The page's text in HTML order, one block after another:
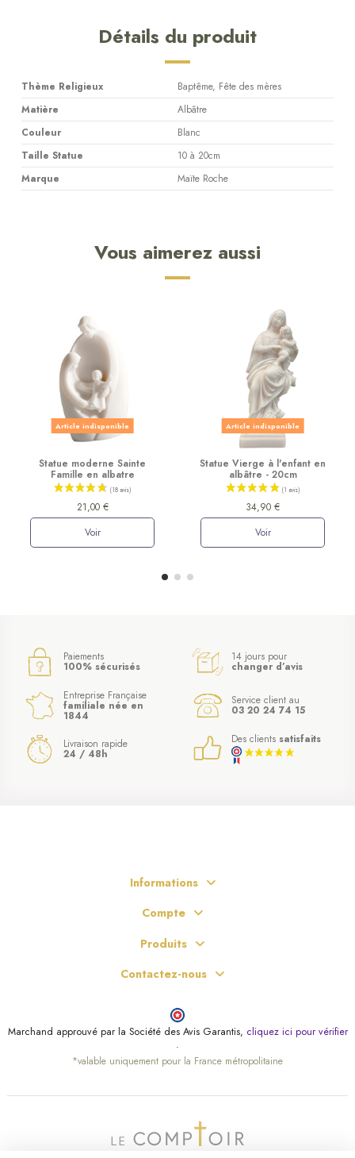
Détails du produit
Thème Religieux
Baptême, Fête des mères
Matière
Albâtre
Couleur
Blanc
Taille Statue
10 à 20cm
Marque
Maïte Roche
Vous aimerez aussi
Article indisponible
Statue moderne Sainte
Famille en albatre
21,00 €
Voir
Article indisponible
Statue Vierge à l'enfant en
albâtre - 20cm
34,90 €
Voir
Paiements
100% sécurisés
14 jours pour
changer d’avis
Entreprise Française
familiale née en
1844
Service client au
03 20 24 74 15
Livraison rapide
24 / 48h
Des clients satisfaits
Informations
Compte
Produits
Contactez-nous
Marchand approuvé par la Société des Avis Garantis, cliquez ici pour vérifier
.
*valable uniquement pour la France métropolitaine